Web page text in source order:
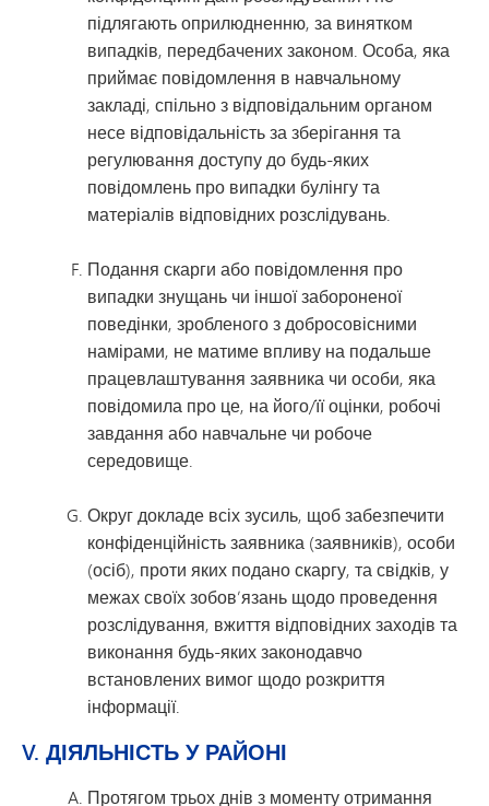
підлягають оприлюдненню, за винятком
випадків, передбачених законом. Особа, яка
приймає повідомлення в навчальному
закладі, спільно з відповідальним органом
несе відповідальність за зберігання та
регулювання доступу до будь-яких
повідомлень про випадки булінгу та
матеріалів відповідних розслідувань.
Подання скарги або повідомлення про
випадки знущань чи іншої забороненої
поведінки, зробленого з добросовісними
намірами, не матиме впливу на подальше
працевлаштування заявника чи особи, яка
повідомила про це, на його/її оцінки, робочі
завдання або навчальне чи робоче
середовище.
Округ докладе всіх зусиль, щоб забезпечити
конфіденційність заявника (заявників), особи
(осіб), проти яких подано скаргу, та свідків, у
межах своїх зобов’язань щодо проведення
розслідування, вжиття відповідних заходів та
виконання будь-яких законодавчо
встановлених вимог щодо розкриття
інформації.
V. ДІЯЛЬНІСТЬ У РАЙОНІ
Протягом трьох днів з моменту отримання